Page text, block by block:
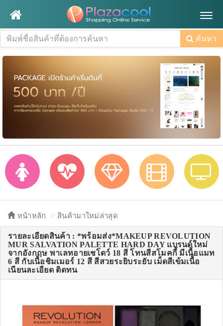
ค้นหา
หน้าหลัก สินค้ามาใหม่ล่าสุด
รายละเอียดสินค้า : *พร้อมส่ง*MAKEUP REVOLUTION
MUR SALVATION PALETTE HARD DAY แบรนด์ใหม่
จากอังกฤษ พาเลทอายเชโดว์ 18 สี โทนสีสโมคกี้ มีเนื้อแมท
6 สี กับเนื้อชิมเมอร์ 12 สี สีสวยระยิบระยับ เม็ดสีเข้มเนื้อ
เนียนละเอียด ติดทน